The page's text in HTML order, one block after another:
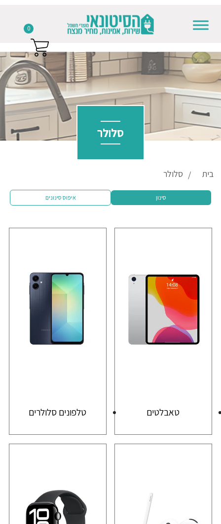
Skip to content
סלולר
בית סלולר
סינון איפוס סינונים
טאבלטים טלפונים סלולרים
0